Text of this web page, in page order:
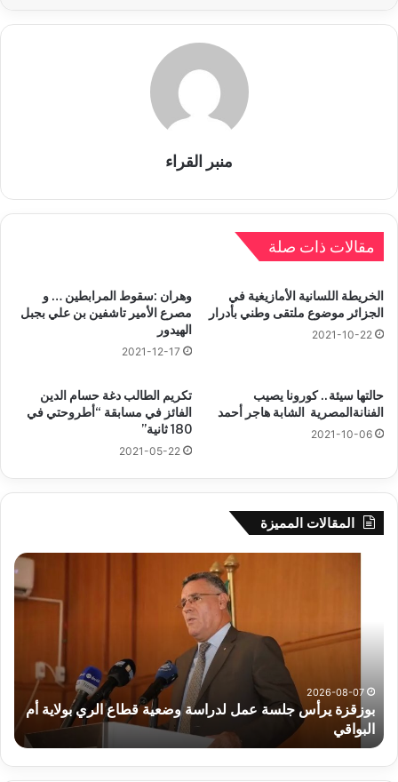
منبر القراء
مقالات ذات صلة
الخريطة اللسانية الأمازيغية في
الجزائر موضوع ملتقى وطني بأدرار
2021-10-22
وهران :سقوط المرابطين … و
مصرع الأمير تاشفين بن علي بجبل
الهيدور
2021-12-17
حالتها سيئة.. كورونا يصيب
الفنانةالمصرية الشابة هاجر أحمد
2021-10-06
تكريم الطالب دغة حسام الدين
الفائز في مسابقة “أطروحتي في
180 ثانية”
2021-05-22
المقالات المميزة
لدراسة
الري
بولاية
البواقي
2026-08-07
بوزقزة يرأس جلسة عمل لدراسة وضعية قطاع الري بولاية أم
البواقي